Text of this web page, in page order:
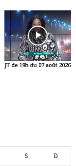
JT de 19h du 07 août 2026
S D